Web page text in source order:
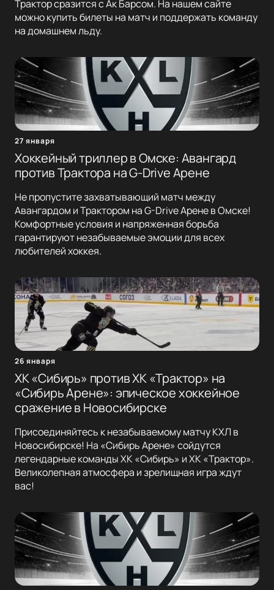
Трактор сразится с Ак Барсом. На нашем сайте
можно купить билеты на матч и поддержать команду
на домашнем льду.
27 января
Хоккейный триллер в Омске: Авангард
против Трактора на G-Drive Арене
Не пропустите захватывающий матч между
Авангардом и Трактором на G-Drive Арене в Омске!
Комфортные условия и напряженная борьба
гарантируют незабываемые эмоции для всех
любителей хоккея.
26 января
ХК «Сибирь» против ХК «Трактор» на
«Сибирь Арене»: эпическое хоккейное
сражение в Новосибирске
Присоединяйтесь к незабываемому матчу КХЛ в
Новосибирске! На «Сибирь Арене» сойдутся
легендарные команды ХК «Сибирь» и ХК «Трактор».
Великолепная атмосфера и зрелищная игра ждут
вас!